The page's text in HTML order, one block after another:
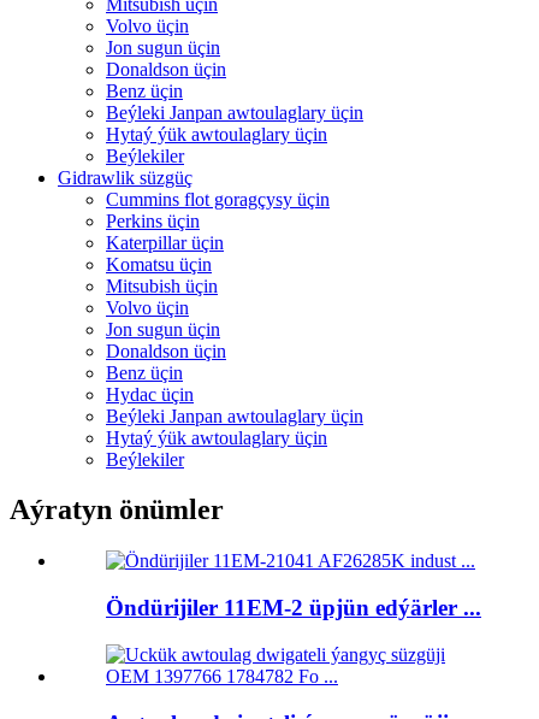
Volvo üçin
Jon sugun üçin
Donaldson üçin
Benz üçin
Beýleki Janpan awtoulaglary üçin
Hytaý ýük awtoulaglary üçin
Beýlekiler
Gidrawlik süzgüç
Cummins flot goragçysy üçin
Perkins üçin
Katerpillar üçin
Komatsu üçin
Mitsubish üçin
Volvo üçin
Jon sugun üçin
Donaldson üçin
Benz üçin
Hydac üçin
Beýleki Janpan awtoulaglary üçin
Hytaý ýük awtoulaglary üçin
Beýlekiler
Aýratyn önümler
Öndürijiler 11EM-2 üpjün edýärler ...